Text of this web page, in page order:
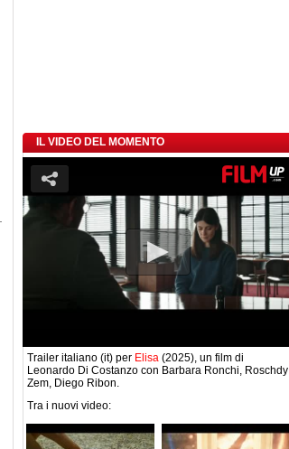
IL VIDEO DEL MOMENTO
Trailer italiano (it) per Elisa (2025), un film di
Leonardo Di Costanzo con Barbara Ronchi, Roschdy
Zem, Diego Ribon.
Tra i nuovi video: